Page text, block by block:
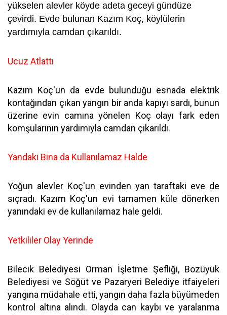
yükselen alevler köyde adeta geceyi gündüze
çevirdi. Evde bulunan Kazım Koç, köylülerin
yardımıyla camdan çıkarıldı.
Ucuz Atlattı
Kazım Koç'un da evde bulunduğu esnada elektrik
kontağından çıkan yangın bir anda kapıyı sardı, bunun
üzerine evin camına yönelen Koç olayı fark eden
komşularının yardımıyla camdan çıkarıldı.
Yandaki Bina da Kullanılamaz Halde
Yoğun alevler Koç'un evinden yan taraftaki eve de
sıçradı. Kazım Koç'un evi tamamen küle dönerken
yanındaki ev de kullanılamaz hale geldi.
Yetkililer Olay Yerinde
Bilecik Belediyesi Orman İşletme Şefliği, Bozüyük
Belediyesi ve Söğüt ve Pazaryeri Belediye itfaiyeleri
yangına müdahale etti, yangın daha fazla büyümeden
kontrol altına alındı. Olayda can kaybı ve yaralanma